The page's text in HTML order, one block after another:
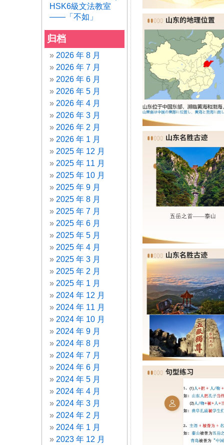
HSK6級文法教室
——「不如」
归档
2026 年 8 月
2026 年 7 月
2026 年 6 月
2026 年 5 月
2026 年 4 月
2026 年 3 月
2026 年 2 月
2026 年 1 月
2025 年 12 月
2025 年 11 月
2025 年 10 月
2025 年 9 月
2025 年 8 月
2025 年 7 月
2025 年 6 月
2025 年 5 月
2025 年 4 月
2025 年 3 月
2025 年 2 月
2025 年 1 月
2024 年 12 月
2024 年 11 月
2024 年 10 月
2024 年 9 月
2024 年 8 月
2024 年 7 月
2024 年 6 月
2024 年 5 月
2024 年 4 月
2024 年 3 月
2024 年 2 月
2024 年 1 月
2023 年 12 月